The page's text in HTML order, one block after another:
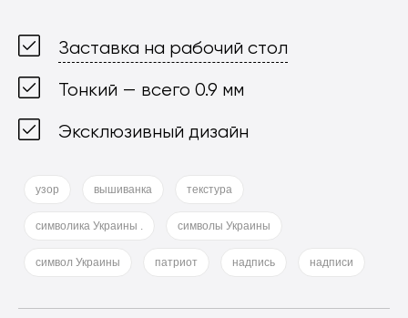
Заставка на рабочий стол
Тонкий — всего 0.9 мм
Эксклюзивный дизайн
узор вышиванка текстура
символика Украины . символы Украины
символ Украины патриот надпись надписи